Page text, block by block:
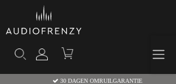
30 DAGEN OMRUILGARANTIE